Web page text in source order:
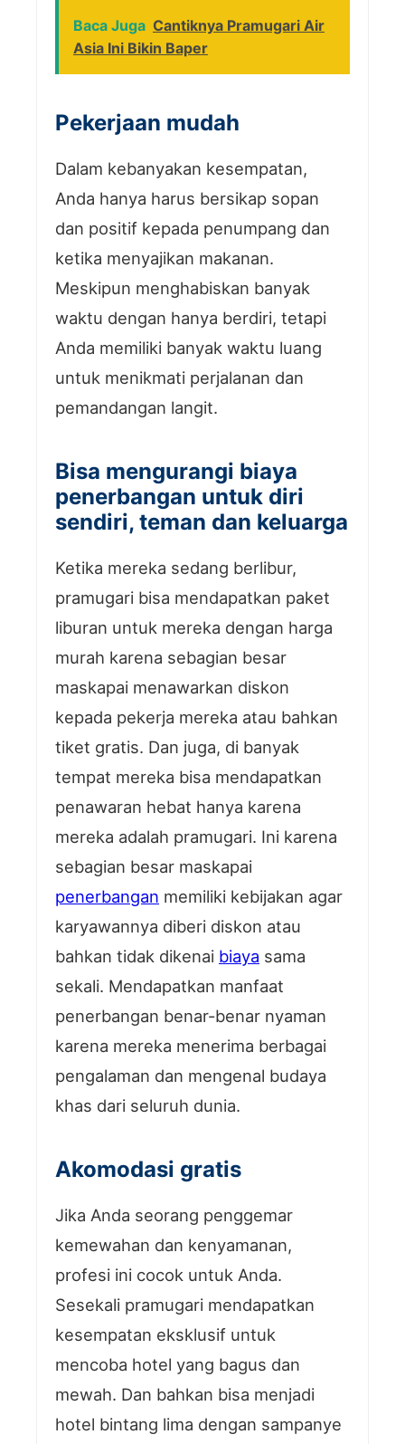
Baca Juga Cantiknya Pramugari Air
Asia Ini Bikin Baper
Pekerjaan mudah
Dalam kebanyakan kesempatan,
Anda hanya harus bersikap sopan
dan positif kepada penumpang dan
ketika menyajikan makanan.
Meskipun menghabiskan banyak
waktu dengan hanya berdiri, tetapi
Anda memiliki banyak waktu luang
untuk menikmati perjalanan dan
pemandangan langit.
Bisa mengurangi biaya
penerbangan untuk diri
sendiri, teman dan keluarga
Ketika mereka sedang berlibur,
pramugari bisa mendapatkan paket
liburan untuk mereka dengan harga
murah karena sebagian besar
maskapai menawarkan diskon
kepada pekerja mereka atau bahkan
tiket gratis. Dan juga, di banyak
tempat mereka bisa mendapatkan
penawaran hebat hanya karena
mereka adalah pramugari. Ini karena
sebagian besar maskapai
penerbangan memiliki kebijakan agar
karyawannya diberi diskon atau
bahkan tidak dikenai biaya sama
sekali. Mendapatkan manfaat
penerbangan benar-benar nyaman
karena mereka menerima berbagai
pengalaman dan mengenal budaya
khas dari seluruh dunia.
Akomodasi gratis
Jika Anda seorang penggemar
kemewahan dan kenyamanan,
profesi ini cocok untuk Anda.
Sesekali pramugari mendapatkan
kesempatan eksklusif untuk
mencoba hotel yang bagus dan
mewah. Dan bahkan bisa menjadi
hotel bintang lima dengan sampanye